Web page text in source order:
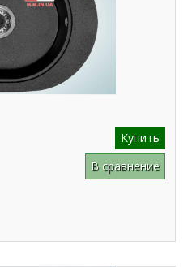
Купить
В сравнение